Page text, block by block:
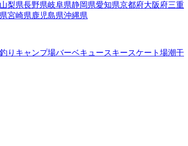
山梨県長野県岐阜県静岡県愛知県京都府大阪府三重
宮崎県鹿児島県沖縄県
釣り キャンプ場バーベキュースキースケート場潮干